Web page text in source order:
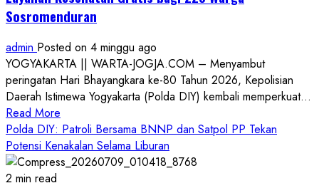
Riwayat
Korban
dan
Kronologi
Lengkap
Sosromenduran
admin Posted on 4 minggu ago
YOGYAKARTA || WARTA-JOGJA.COM – Menyambut
peringatan Hari Bhayangkara ke-80 Tahun 2026, Kepolisian
Daerah Istimewa Yogyakarta (Polda DIY) kembali memperkuat...
Read More
more
about
Peringati
Polda DIY: Patroli Bersama BNNP dan Satpol PP Tekan
Potensi Kenakalan Selama Liburan
2 min read